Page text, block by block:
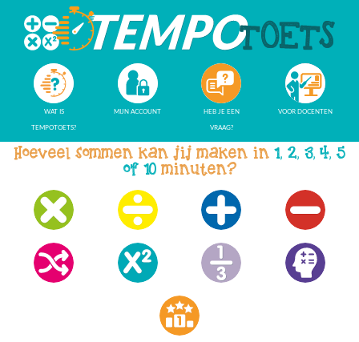
WAT IS
TEMPOTOETS?
MIJN ACCOUNT
HEB JE EEN
VRAAG?
VOOR DOCENTEN
Hoeveel sommen kan jij maken in 1, 2, 3, 4, 5
of 10 minuten?